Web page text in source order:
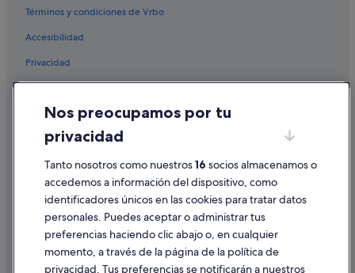
Términos y condiciones de Vrbo
Accesibilidad
Privacidad
Condiciones de uso
Información legal/contacto
Pautas sobre el contenido y cómo denunciar contenido
Ayuda
Cancelar un vuelo
Nos preocupamos por tu
privacidad
Tanto nosotros como nuestros16 socios almacenamos o
accedemos a información del dispositivo, como
identificadores únicos en las cookies para tratar datos
personales. Puedes aceptar o administrar tus
preferencias haciendo clic abajo o, en cualquier
momento, a través de la página de la política de
privacidad. Tus preferencias se notificarán a nuestros